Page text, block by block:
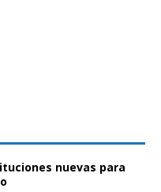
nuevas para